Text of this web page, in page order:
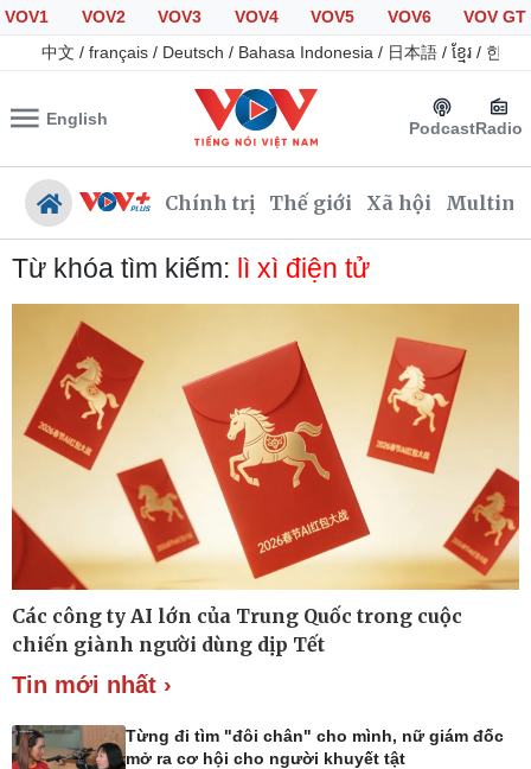
VOV1 VOV2 VOV3 VOV4 VOV5 VOV6
VOV GT
中文 / français / Deutsch / Bahasa Indonesia / 日本語 / ខ្មែរ / 한국
English PodcastRadio
Chính trị Thế giới Xã hội
Chính trị
Đảng
Tổ chức nhân sự
Quốc hội
Nhận diện sự thật
Xã hội
Tin 24h
Giáo dục
Dự báo thời tiết
Dấu ấn VOV
Việc làm
Thế giới
Quan sát
Cuộc sống đó đây
Multimedia
Ảnh
Infographic
Từ khóa tìm kiếm: lì xì điện tử
Các công ty AI lớn của Trung Quốc trong cuộc
chiến giành người dùng dịp Tết
Tin mới nhất ›
Từng đi tìm "đôi chân" cho mình, nữ giám đốc
mở ra cơ hội cho người khuyết tật